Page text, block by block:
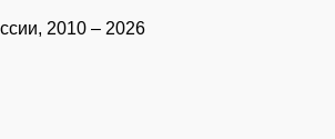
2010 – 2026